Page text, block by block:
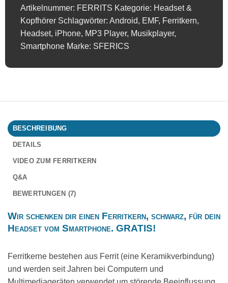
klickbar,
für
5
mm
Stück
Geschenk!
Menge
Artikelnummer: FERRITS Kategorie: Headset &
Kopfhörer Schlagwörter: Android, EMF, Ferritkern,
Headset, iPhone, MP3 Player, Musikplayer,
Smartphone Marke: SFERICS
BESCHREIBUNG
DETAILS
VIDEO ZUM FERRITKERN
Q&A
BEWERTUNGEN (7)
Wir schenken dir einen Ferritkern, schwarz, für dein
Headset vom Smartphone. GRATIS!
Ferritkerne bestehen aus Ferrit (eine Keramikverbindung)
und werden seit Jahren bei Computern und